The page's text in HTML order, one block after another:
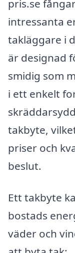
pris.se
intressanta
takläggare i
är designad
smidig som
i ett enkelt
takbyte,
priser och
beslut.
Ett takbyte
bostads
väder och